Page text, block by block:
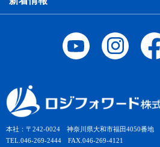
本社：〒242-0024 神奈川県大和市福田4050番地
TEL.046-269-2444 FAX.046-269-4121